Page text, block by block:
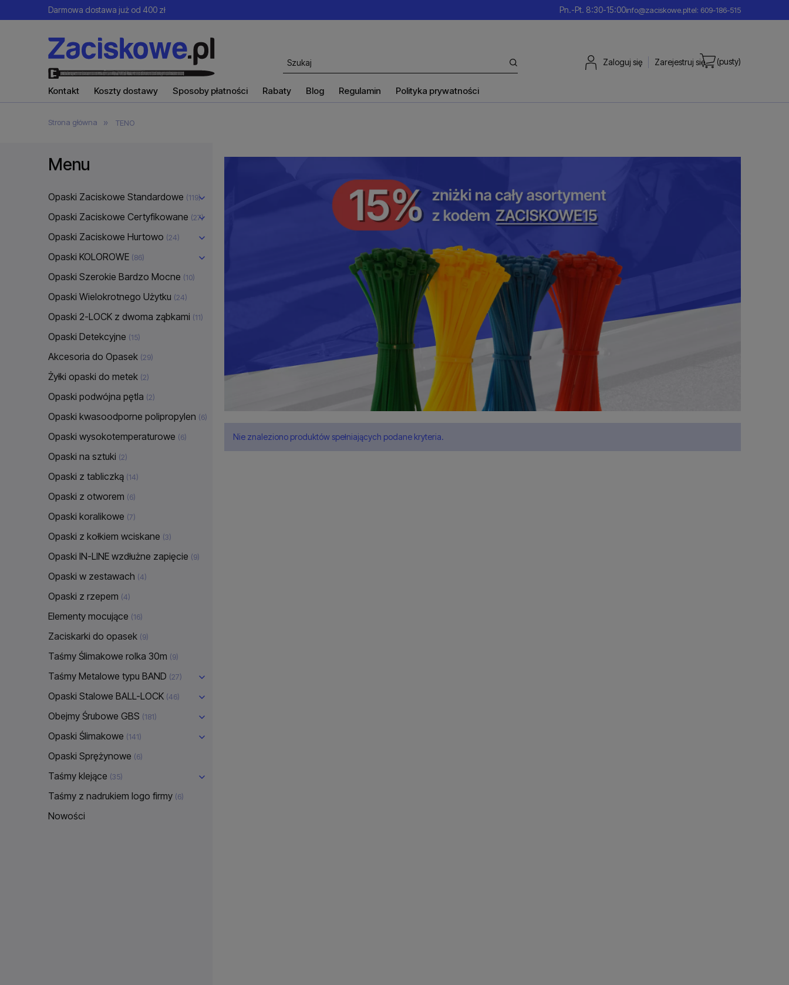
Darmowa dostawa już od 400 zł Pn.-Pt. 8:30-15:00info@zaciskowe.pltel: 609-186-515
Zarejestruj się
Zaloguj się (pusty)
Kontakt Koszty dostawy Sposoby płatności Rabaty Blog Regulamin Polityka prywatności
Strona główna » TENO
Menu
Opaski Zaciskowe Standardowe (119)
Opaski Zaciskowe Certyfikowane (27)
Opaski Zaciskowe Hurtowo (24)
Opaski KOLOROWE (86)
Opaski Szerokie Bardzo Mocne (10)
Opaski Wielokrotnego Użytku (24)
Opaski 2-LOCK z dwoma ząbkami (11)
Opaski Detekcyjne (15)
Akcesoria do Opasek (29)
Żyłki opaski do metek (2)
Opaski podwójna pętla (2)
Opaski kwasoodporne polipropylen (6)
Opaski wysokotemperaturowe (6)
Opaski na sztuki (2)
Opaski z tabliczką (14)
Opaski z otworem (6)
Opaski koralikowe (7)
Opaski z kołkiem wciskane (3)
Opaski IN-LINE wzdłużne zapięcie (9)
Opaski w zestawach (4)
Opaski z rzepem (4)
Elementy mocujące (16)
Zaciskarki do opasek (9)
Taśmy Ślimakowe rolka 30m (9)
Taśmy Metalowe typu BAND (27)
Opaski Stalowe BALL-LOCK (46)
Obejmy Śrubowe GBS (181)
Opaski Ślimakowe (141)
Opaski Sprężynowe (6)
Taśmy klejące (35)
Taśmy z nadrukiem logo firmy (6)
Nowości
Nie znaleziono produktów spełniających podane kryteria.